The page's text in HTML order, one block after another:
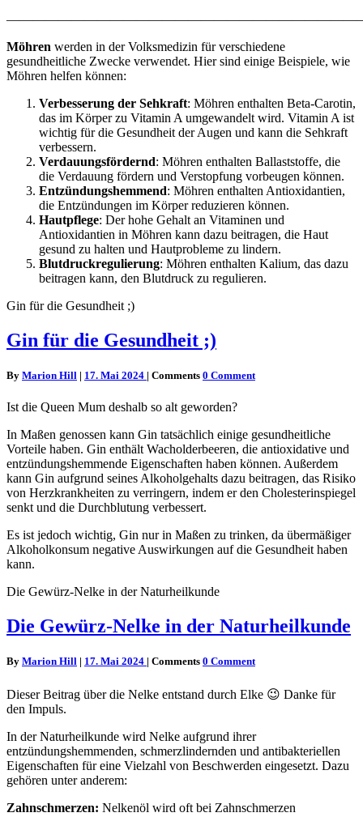
Möhren werden in der Volksmedizin für verschiedene
gesundheitliche Zwecke verwendet. Hier sind einige Beispiele, wie
Möhren helfen können:
Verbesserung der Sehkraft: Möhren enthalten Beta-Carotin,
das im Körper zu Vitamin A umgewandelt wird. Vitamin A ist
wichtig für die Gesundheit der Augen und kann die Sehkraft
verbessern.
Verdauungsfördernd: Möhren enthalten Ballaststoffe, die
die Verdauung fördern und Verstopfung vorbeugen können.
Entzündungshemmend: Möhren enthalten Antioxidantien,
die Entzündungen im Körper reduzieren können.
Hautpflege: Der hohe Gehalt an Vitaminen und
Antioxidantien in Möhren kann dazu beitragen, die Haut
gesund zu halten und Hautprobleme zu lindern.
Blutdruckregulierung: Möhren enthalten Kalium, das dazu
beitragen kann, den Blutdruck zu regulieren.
Gin für die Gesundheit ;)
Gin für die Gesundheit ;)
By Marion Hill | 17. Mai 2024 | Comments 0 Comment
Ist die Queen Mum deshalb so alt geworden?
In Maßen genossen kann Gin tatsächlich einige gesundheitliche
Vorteile haben. Gin enthält Wacholderbeeren, die antioxidative und
entzündungshemmende Eigenschaften haben können. Außerdem
kann Gin aufgrund seines Alkoholgehalts dazu beitragen, das Risiko
von Herzkrankheiten zu verringern, indem er den Cholesterinspiegel
senkt und die Durchblutung verbessert.
Es ist jedoch wichtig, Gin nur in Maßen zu trinken, da übermäßiger
Alkoholkonsum negative Auswirkungen auf die Gesundheit haben
kann.
Die Gewürz-Nelke in der Naturheilkunde
Die Gewürz-Nelke in der Naturheilkunde
By Marion Hill | 17. Mai 2024 | Comments 0 Comment
Dieser Beitrag über die Nelke entstand durch Elke 😉 Danke für
den Impuls.
In der Naturheilkunde wird Nelke aufgrund ihrer
entzündungshemmenden, schmerzlindernden und antibakteriellen
Eigenschaften für eine Vielzahl von Beschwerden eingesetzt. Dazu
gehören unter anderem:
Zahnschmerzen: Nelkenöl wird oft bei Zahnschmerzen